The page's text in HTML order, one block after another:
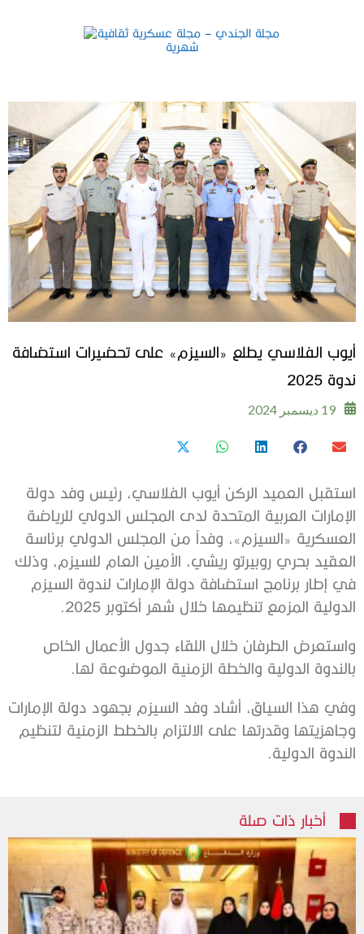
أيوب الفلاسي يطلع «السيزم» على تحضيرات استضافة
ندوة 2025
19 ديسمبر 2024
استقبل العميد الركن أيوب الفلاسي، رئيس وفد دولة
الإمارات العربية المتحدة لدى المجلس الدولي للرياضة
العسكرية «السيزم»، وفداً من المجلس الدولي برئاسة
العقيد بحري روبيرتو ريشي، الأمين العام للسيزم، وذلك
في إطار برنامج استضافة دولة الإمارات لندوة السيزم
الدولية المزمع تنظيمها خلال شهر أكتوبر 2025.
واستعرض الطرفان خلال اللقاء جدول الأعمال الخاص
بالندوة الدولية والخطة الزمنية الموضوعة لها.
وفي هذا السياق، أشاد وفد السيزم بجهود دولة الإمارات
وجاهزيتها وقدرتها على الالتزام بالخطط الزمنية لتنظيم
الندوة الدولية.
أخبار ذات صلة